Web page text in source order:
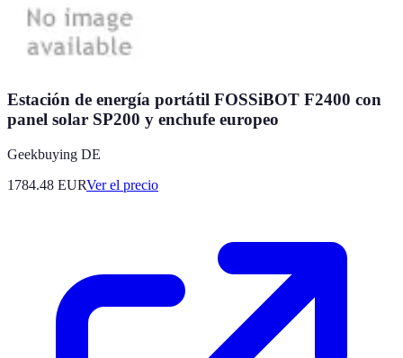
Estación de energía portátil FOSSiBOT F2400 con
panel solar SP200 y enchufe europeo
Geekbuying DE
1784.48 EURVer el precio